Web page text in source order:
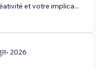
et votre implica...
2026